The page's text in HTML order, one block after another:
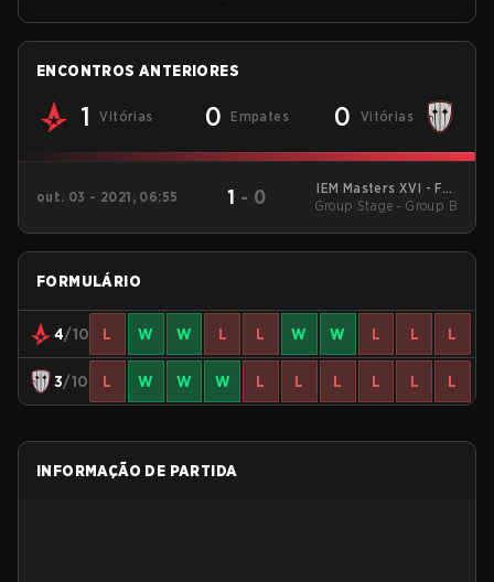
ENCONTROS ANTERIORES
1 Vitórias 0 Empates 0 Vitórias
out. 03 - 2021, 06:55 1 - 0
IEM Masters XVI - Fall
Europe
Group Stage - Group B
FORMULÁRIO
4/10 L W W L L W W L L L
3/10 L W W W L L L L L L
INFORMAÇÃO DE PARTIDA